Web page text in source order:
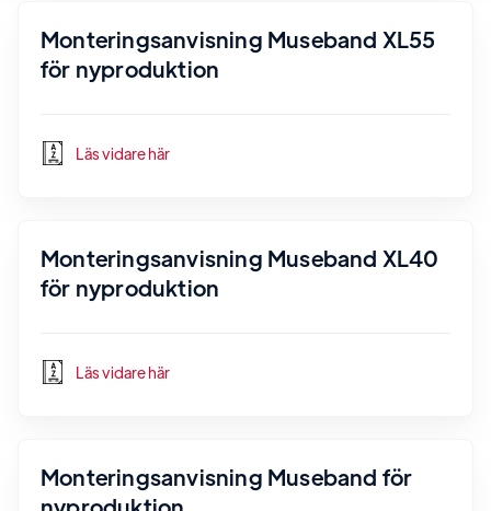
Monteringsanvisning Museband XL55
för nyproduktion
Läs vidare här
Monteringsanvisning Museband XL40
för nyproduktion
Läs vidare här
Monteringsanvisning Museband för